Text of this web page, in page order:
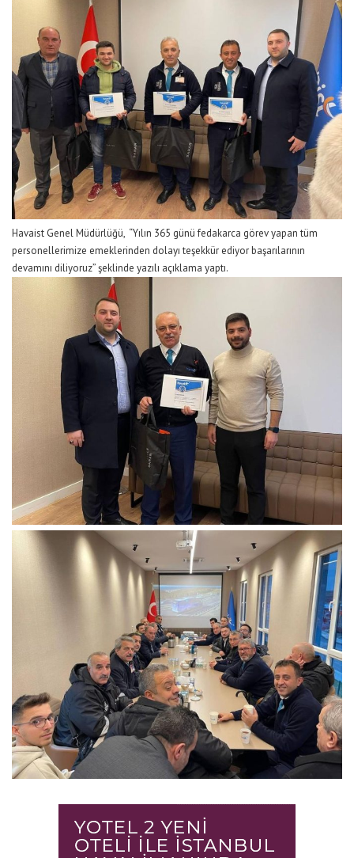
Havaist Genel Müdürlüğü, “Yılın 365 günü fedakarca görev yapan tüm
personellerimize emeklerinden dolayı teşekkür ediyor başarılarının
devamını diliyoruz” şeklinde yazılı açıklama yaptı.